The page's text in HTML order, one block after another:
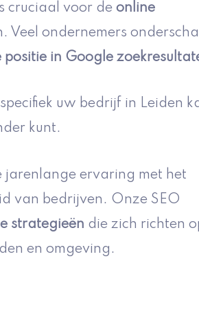
cruciaal voor de online
Veel ondernemers
positie in Google
uw bedrijf in Leiden
kunt.
jarenlange ervaring met het
van bedrijven. Onze SEO
strategieën die zich richten
en omgeving.